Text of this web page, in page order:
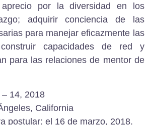
por la diversidad en los
adquirir conciencia de las
para manejar eficazmente las
construir capacidades de red y
para las relaciones de mentor de
– 14, 2018
California
postular: el 16 de marzo, 2018.